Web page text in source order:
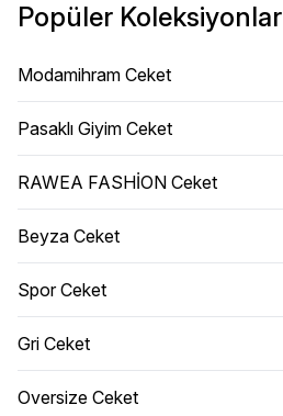
Popüler Koleksiyonlar
Modamihram Ceket
Pasaklı Giyim Ceket
RAWEA FASHİON Ceket
Beyza Ceket
Spor Ceket
Gri Ceket
Oversize Ceket